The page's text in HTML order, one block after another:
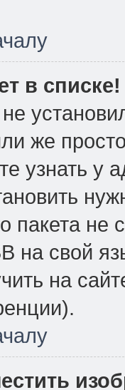
в списке!
же
узнать у
пакета
на свой
на